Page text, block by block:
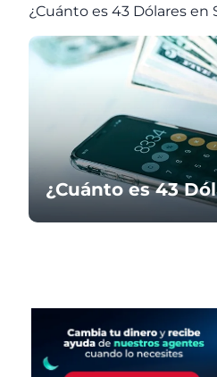
¿Cuánto es 43 Dólares en
¿Cuánto es 43